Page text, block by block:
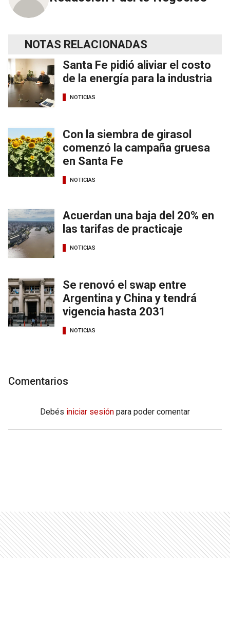
NOTAS RELACIONADAS
Santa Fe pidió aliviar el costo
de la energía para la industria
NOTICIAS
Con la siembra de girasol
comenzó la campaña gruesa
en Santa Fe
NOTICIAS
Acuerdan una baja del 20% en
las tarifas de practicaje
NOTICIAS
Se renovó el swap entre
Argentina y China y tendrá
vigencia hasta 2031
NOTICIAS
Comentarios
Debés iniciar sesión para poder comentar